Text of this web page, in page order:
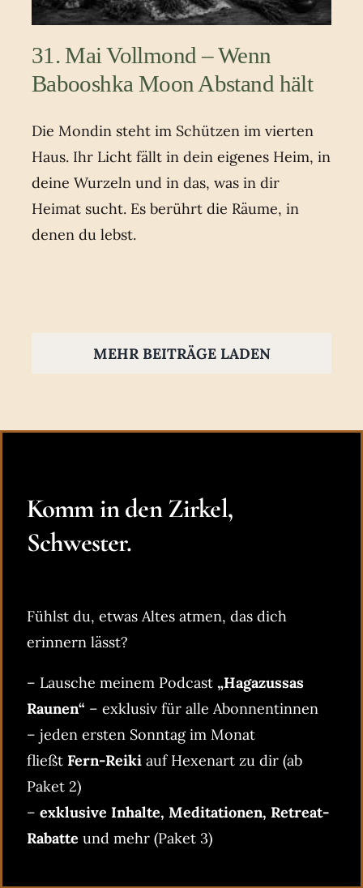
31. Mai Vollmond – Wenn
Babooshka Moon Abstand hält
Die Mondin steht im Schützen im vierten
Haus. Ihr Licht fällt in dein eigenes Heim, in
deine Wurzeln und in das, was in dir
Heimat sucht. Es berührt die Räume, in
denen du lebst.
MEHR BEITRÄGE LADEN
Komm in den Zirkel,
Schwester.
Fühlst du, etwas Altes atmen, das dich
erinnern lässt?
– Lausche meinem Podcast „Hagazussas
Raunen“ – exklusiv für alle Abonnentinnen
– jeden ersten Sonntag im Monat
fließt Fern-Reiki auf Hexenart zu dir (ab
Paket 2)
– exklusive Inhalte, Meditationen, Retreat-
Rabatte und mehr (Paket 3)